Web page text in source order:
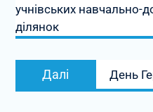
учнівських навчально-
ділянок
Далі
запис:
День